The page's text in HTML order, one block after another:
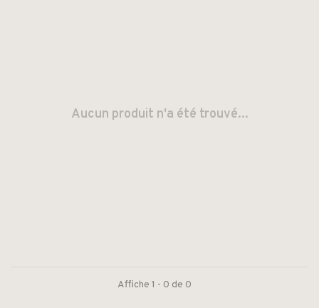
Aucun produit n'a été trouvé...
Affiche 1 - 0 de 0